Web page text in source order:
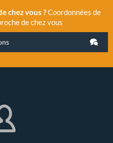
chez vous ?Coordonnées de
de chez vous